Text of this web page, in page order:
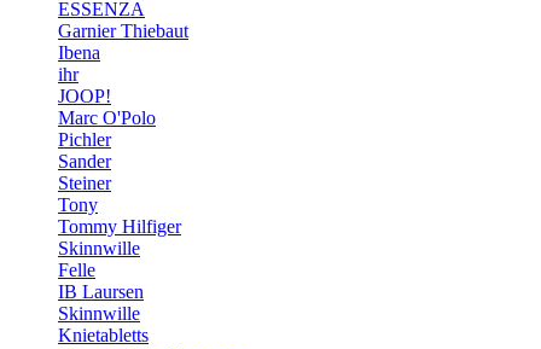
ESSENZA
Garnier Thiebaut
Ibena
ihr
JOOP!
Marc O'Polo
Pichler
Sander
Steiner
Tony
Tommy Hilfiger
Skinnwille
Felle
IB Laursen
Skinnwille
Knietabletts